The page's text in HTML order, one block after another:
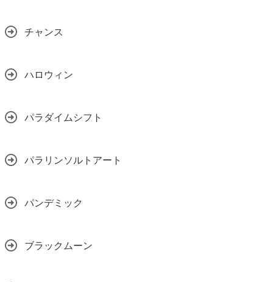
チャンス
ハロウィン
パラダイムシフト
パラリンソルトアート
パンデミック
ブラックムーン